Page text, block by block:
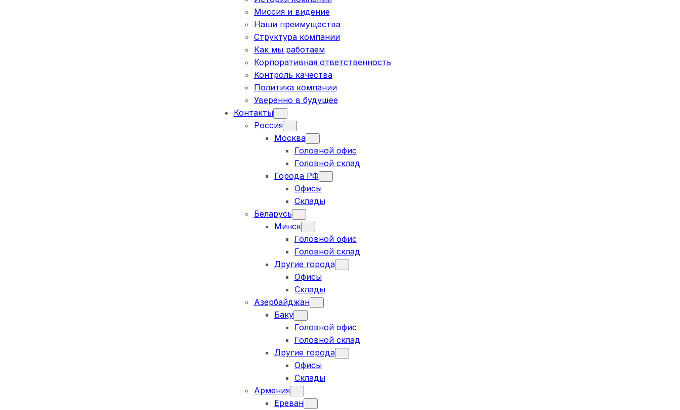
Миссия и видение
Наши преимущества
Структура компании
Как мы работаем
Корпоративная ответственность
Контроль качества
Политика компании
Уверенно в будущее
Контакты
Россия
Москва
Головной офис
Головной склад
Города РФ
Офисы
Склады
Беларусь
Минск
Головной офис
Головной склад
Другие города
Офисы
Склады
Азербайджан
Баку
Головной офис
Головной склад
Другие города
Офисы
Склады
Армения
Ереван